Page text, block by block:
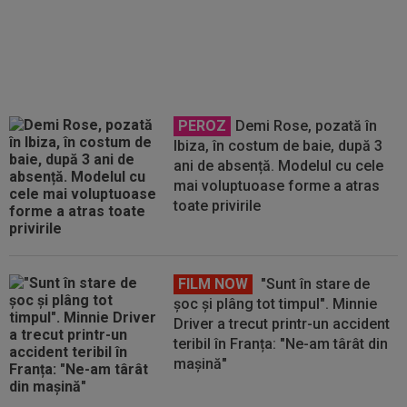
PEROZ
Demi Rose, pozată în
Ibiza, în costum de baie, după 3
ani de absență. Modelul cu cele
mai voluptuoase forme a atras
toate privirile
FILM NOW
"Sunt în stare de
șoc și plâng tot timpul". Minnie
Driver a trecut printr-un accident
teribil în Franța: "Ne-am târât din
mașină"